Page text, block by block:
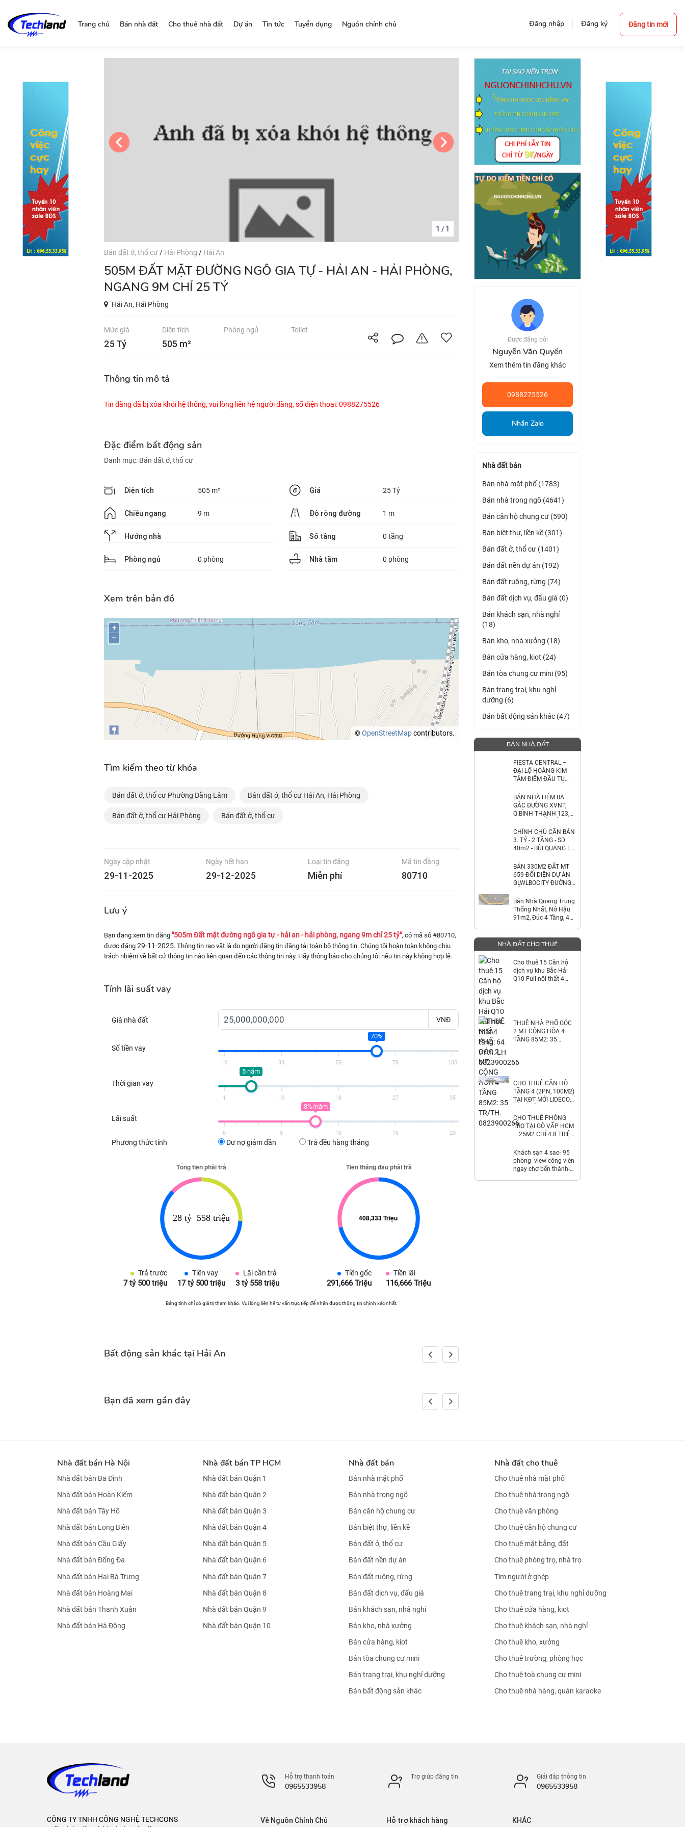
Đăng nhập Đăng ký Đăng tin mới
Trang chủ Bán nhà đất Cho thuê nhà đất Dự án Tin tức Tuyển dụng Nguồn chính chủ
1 / 1
Bán đất ở, thổ cư / Hải Phòng / Hải An
505M ĐẤT MẶT ĐƯỜNG NGÔ GIA TỰ - HẢI AN - HẢI PHÒNG,
NGANG 9M CHỈ 25 TỶ
Hải An, Hải Phòng
Mức giá
25 Tỷ
Diện tích
505 m²
Phòng ngủ Toilet
Thông tin mô tả
Tin đăng đã bị xóa khỏi hệ thống, vui lòng liên hệ người đăng, số điện thoại: 0988275526
Đặc điểm bất động sản
Danh mục: Bán đất ở, thổ cư
Diện tích 505 m² Giá 25 Tỷ
Chiều ngang 9 m Độ rộng đường 1 m
Hướng nhà Số tầng 0 tầng
Phòng ngủ 0 phòng Nhà tắm 0 phòng
Xem trên bản đồ
+
–
©OpenStreetMapcontributors.
Tìm kiếm theo từ khóa
Bán đất ở, thổ cư Phường Đằng Lâm Bán đất ở, thổ cư Hải An, Hải Phòng
Bán đất ở, thổ cư Hải Phòng Bán đất ở, thổ cư
Ngày cập nhật
29-11-2025
Ngày hết hạn
29-12-2025
Loại tin đăng
Miễn phí
Mã tin đăng
80710
Lưu ý
Bạn đang xem tin đăng "505m Đất mặt đường ngô gia tự - hải an - hải phòng, ngang 9m chỉ 25 tỷ", có mã số #80710,
được đăng 29-11-2025. Thông tin rao vặt là do người đăng tin đăng tải toàn bộ thông tin. Chúng tôi hoàn toàn không chịu
trách nhiệm về bất cứ thông tin nào liên quan đến các thông tin này. Hãy thông báo cho chúng tôi nếu tin này không hợp lệ.
Tính lãi suất vay
Giá nhà đất VNĐ
Số tiền vay
70%
10 33 55 78 100
Thời gian vay
5 năm
1 10 18 27 35
Lãi suất
8%/năm
0 5 10 15 20
Phương thức tính Dư nợ giảm dần Trả đều hàng tháng
Trả trước
7 tỷ 500 triệu
Tiền vay
17 tỷ 500 triệu
Lãi cần trả
3 tỷ 558 triệu
Tiền gốc
291,666 Triệu
Tiền lãi
116,666 Triệu
Bảng tính chỉ có giá trị tham khảo. Vui lòng liên hệ tư vấn trực tiếp để nhận được thông tin chính xác nhất.
Bất động sản khác tại Hải An
Bạn đã xem gần đây
Được đăng bởi
Nguyễn Văn Quyền
Xem thêm tin đăng khác
0988275526
Nhắn Zalo
Nhà đất bán
Bán nhà mặt phố (1783)
Bán nhà trong ngõ (4641)
Bán căn hộ chung cư (590)
Bán biệt thự, liền kề (301)
Bán đất ở, thổ cư (1401)
Bán đất nền dự án (192)
Bán đất ruộng, rừng (74)
Bán đất dịch vụ, đấu giá (0)
Bán khách sạn, nhà nghỉ
(18)
Bán kho, nhà xưởng (18)
Bán cửa hàng, kiot (24)
Bán tòa chung cư mini (95)
Bán trang trại, khu nghỉ
dưỡng (6)
Bán bất động sản khác (47)
BÁN NHÀ ĐẤT
FIESTA CENTRAL –
ĐẠI LỘ HOÀNG KIM
TÂM ĐIỂM ĐẦU TƯ
BÌNH DƯƠNG
BÁN NHÀ HẺM BA
GÁC ĐƯỜNG XVNT,
Q.BÌNH THẠNH 123,5
LH:0792022984.
CHÍNH CHỦ CẦN BÁN
3. TỶ - 2 TẦNG - SD
40m2 - BÙI QUANG LÀ
BÁN 330M2 ĐẤT MT
659 ĐỐI DIỆN DỰ ÁN
GLWLBOCITY ĐƯỜNG
THỦ ĐỨC.
LH:0903464999.
Bán Nhà Quang Trung
Thống Nhất, Nở Hậu
91m2, Đúc 4 Tầng, 4
NHÀ ĐẤT CHO THUÊ
Cho thuê 15 Căn hộ
dịch vụ khu Bắc Hải
Q10 Full nội thất 4
THUÊ NHÀ PHỐ GÓC
2 MT CỘNG HÒA 4
TẦNG 85M2: 35
CHO THUÊ CĂN HỘ
TẦNG 4 (2PN, 100M2)
TẠI KĐT MỚI LIDECO
6.8TR/TH.
LH:0971928881
CHO THUÊ PHÒNG
TRỌ TẠI GÒ VẤP HCM
– 25M2 CHỈ 4.8 TRIỆU
LH:0359203979.
Khách sạn 4 sao- 95
phòng- view công viên-
ngay chợ bến thành-
Nhà đất bán Hà Nội
Nhà đất bán Ba Đình
Nhà đất bán Hoàn Kiếm
Nhà đất bán Tây Hồ
Nhà đất bán Long Biên
Nhà đất bán Cầu Giấy
Nhà đất bán Đống Đa
Nhà đất bán Hai Bà Trưng
Nhà đất bán Hoàng Mai
Nhà đất bán Thanh Xuân
Nhà đất bán Hà Đông
Nhà đất bán TP HCM
Nhà đất bán Quận 1
Nhà đất bán Quận 2
Nhà đất bán Quận 3
Nhà đất bán Quận 4
Nhà đất bán Quận 5
Nhà đất bán Quận 6
Nhà đất bán Quận 7
Nhà đất bán Quận 8
Nhà đất bán Quận 9
Nhà đất bán Quận 10
Nhà đất bán
Bán nhà mặt phố
Bán nhà trong ngõ
Bán căn hộ chung cư
Bán biệt thự, liền kề
Bán đất ở, thổ cư
Bán đất nền dự án
Bán đất ruộng, rừng
Bán đất dịch vụ, đấu giá
Bán khách sạn, nhà nghỉ
Bán kho, nhà xưởng
Bán cửa hàng, kiot
Bán tòa chung cư mini
Bán trang trại, khu nghỉ dưỡng
Bán bất động sản khác
Nhà đất cho thuê
Cho thuê nhà mặt phố
Cho thuê nhà trong ngõ
Cho thuê văn phòng
Cho thuê căn hộ chung cư
Cho thuê mặt bằng, đất
Cho thuê phòng trọ, nhà trọ
Tìm người ở ghép
Cho thuê trang trại, khu nghỉ dưỡng
Cho thuê cửa hàng, kiot
Cho thuê khách sạn, nhà nghỉ
Cho thuê kho, xưởng
Cho thuê trường, phòng học
Cho thuê toà chung cư mini
Cho thuê nhà hàng, quán karaoke
CÔNG TY TNHH CÔNG NGHỆ TECHCONS
Hỗ trợ thanh toán
0965533958
Trợ giúp đăng tin Giải đáp thông tin
0965533958
Về Nguồn Chính Chủ Hỗ trợ khách hàng KHÁC